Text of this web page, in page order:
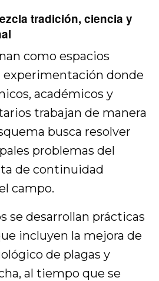
tradición, ciencia y
como espacios
experimentación donde
académicos y
trabajan de manera
busca resolver
problemas del
de continuidad
campo.
se desarrollan prácticas
incluyen la mejora de
de plagas y
al tiempo que se